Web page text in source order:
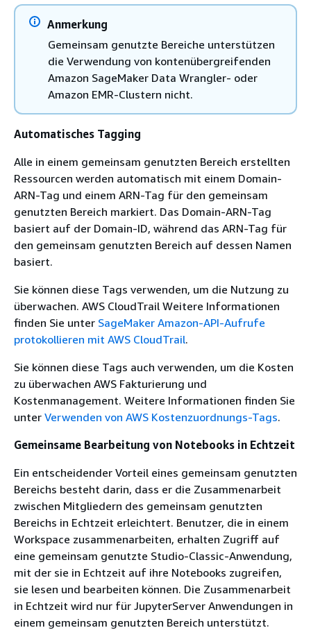
Anmerkung
Gemeinsam genutzte Bereiche unterstützen
die Verwendung von kontenübergreifenden
Amazon SageMaker Data Wrangler- oder
Amazon EMR-Clustern nicht.
Automatisches Tagging
Alle in einem gemeinsam genutzten Bereich erstellten
Ressourcen werden automatisch mit einem Domain-
ARN-Tag und einem ARN-Tag für den gemeinsam
genutzten Bereich markiert. Das Domain-ARN-Tag
basiert auf der Domain-ID, während das ARN-Tag für
den gemeinsam genutzten Bereich auf dessen Namen
basiert.
Sie können diese Tags verwenden, um die Nutzung zu
überwachen. AWS CloudTrail Weitere Informationen
finden Sie unter SageMaker Amazon-API-Aufrufe
protokollieren mit AWS CloudTrail.
Sie können diese Tags auch verwenden, um die Kosten
zu überwachen AWS Fakturierung und
Kostenmanagement. Weitere Informationen finden Sie
unter Verwenden von AWS Kostenzuordnungs-Tags.
Gemeinsame Bearbeitung von Notebooks in Echtzeit
Ein entscheidender Vorteil eines gemeinsam genutzten
Bereichs besteht darin, dass er die Zusammenarbeit
zwischen Mitgliedern des gemeinsam genutzten
Bereichs in Echtzeit erleichtert. Benutzer, die in einem
Workspace zusammenarbeiten, erhalten Zugriff auf
eine gemeinsam genutzte Studio-Classic-Anwendung,
mit der sie in Echtzeit auf ihre Notebooks zugreifen,
sie lesen und bearbeiten können. Die Zusammenarbeit
in Echtzeit wird nur für JupyterServer Anwendungen in
einem gemeinsam genutzten Bereich unterstützt.